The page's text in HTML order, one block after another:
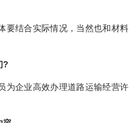
结合实际情况，当然也和材料
?
企业高效办理道路运输经营许